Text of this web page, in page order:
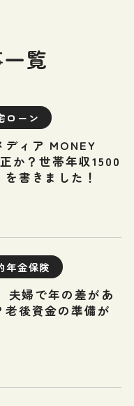
覧
ローン
ディア MONEY
か？世帯年収1500
書きました！
年金保険
夫婦で年の差があ
後資金の準備が